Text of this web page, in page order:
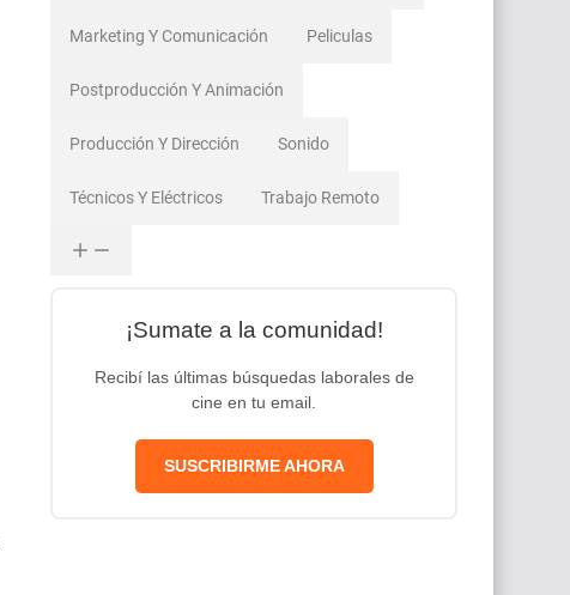
Marketing Y Comunicación Peliculas
Postproducción Y Animación
Producción Y Dirección Sonido
Técnicos Y Eléctricos Trabajo Remoto
¡Sumate a la comunidad!
Recibí las últimas búsquedas laborales de
cine en tu email.
SUSCRIBIRME AHORA